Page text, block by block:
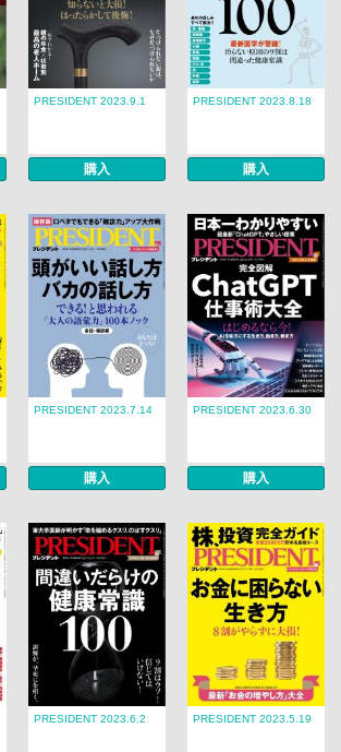
PRESIDENT 2023.9.1
購入
PRESIDENT 2023.8.18
購入
PRESIDENT 2023.7.14
購入
PRESIDENT 2023.6.30
購入
PRESIDENT 2023.6.2 PRESIDENT 2023.5.19